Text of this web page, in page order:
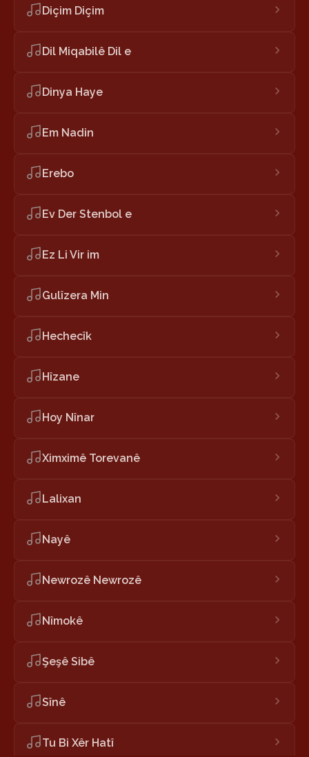
Diçim Diçim
Dil Miqabilê Dil e
Dinya Haye
Em Nadin
Erebo
Ev Der Stenbol e
Ez Li Vir im
Gulîzera Min
Hechecîk
Hîzane
Hoy Nînar
Ximximê Torevanê
Lalixan
Nayê
Newrozê Newrozê
Nîmokê
Şeşê Sibê
Sînê
Tu Bi Xêr Hatî